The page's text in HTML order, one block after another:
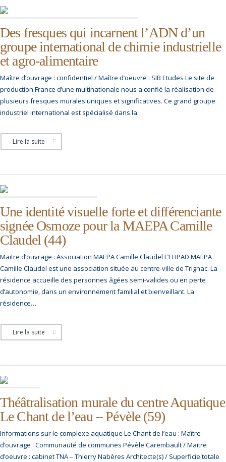
Des fresques qui incarnent l’ADN d’un
groupe international de chimie industrielle
et agro-alimentaire
Maître d’ouvrage : confidentiel / Maître d’oeuvre : SIB Etudes Le site de
production France d’une multinationale nous a confié la réalisation de
plusieurs fresques murales uniques et significatives. Ce grand groupe
industriel international est spécialisé dans la…
Lire la suite
Une identité visuelle forte et différenciante
signée Osmoze pour la MAEPA Camille
Claudel (44)
Maitre d’ouvrage : Association MAEPA Camille Claudel L’EHPAD MAEPA
Camille Claudel est une association située au centre-ville de Trignac. La
résidence accueille des personnes âgées semi-valides ou en perte
d’autonomie, dans un environnement familial et bienveillant. La
résidence…
Lire la suite
Théâtralisation murale du centre Aquatique
Le Chant de l’eau – Pévèle (59)
Informations sur le complexe aquatique Le Chant de l’eau : Maître
d’ouvrage : Communauté de communes Pévèle Carembault / Maitre
d’oeuvre : cabinet TNA – Thierry Nabères Architecte(s) / Superficie totale